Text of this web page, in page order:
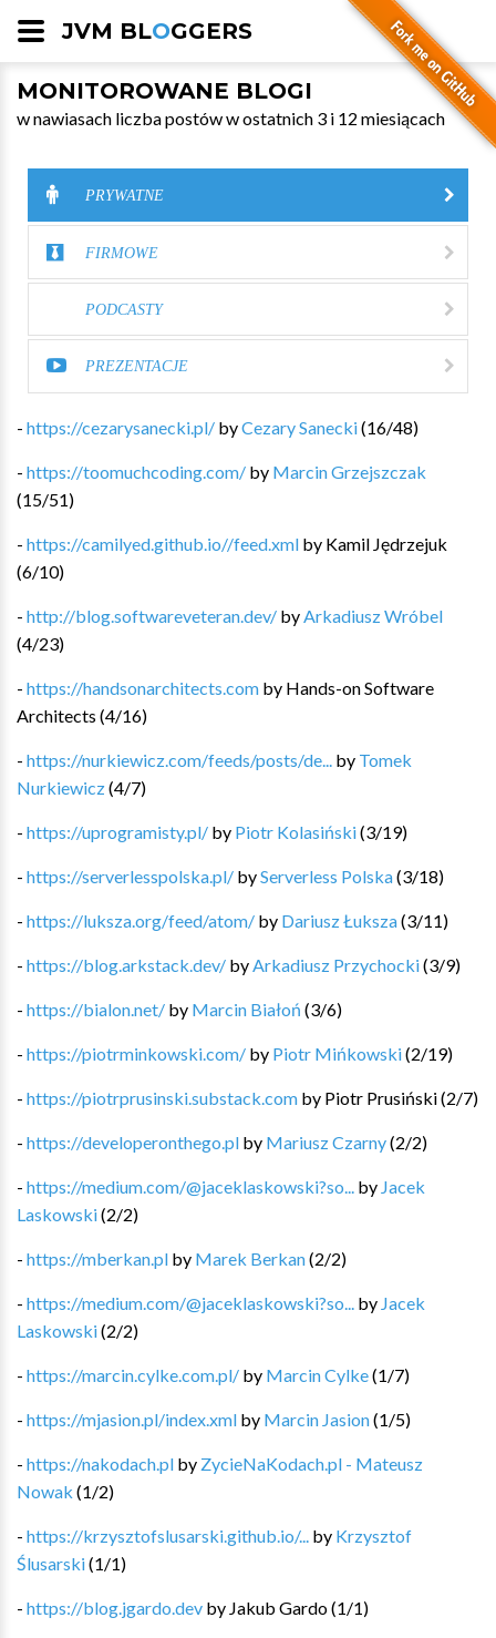
JVM BLOGGERS
MONITOROWANE BLOGI
w nawiasach liczba postów w ostatnich 3 i 12 miesiącach
PRYWATNE
FIRMOWE
PODCASTY
PREZENTACJE
- https://cezarysanecki.pl/ byCezary Sanecki(16/48)
- https://toomuchcoding.com/ by Marcin Grzejszczak
(15/51)
- https://camilyed.github.io//feed.xml by Kamil Jędrzejuk
(6/10)
- http://blog.softwareveteran.dev/ by Arkadiusz Wróbel
(4/23)
- https://handsonarchitects.com by Hands-on Software
Architects (4/16)
- https://nurkiewicz.com/feeds/posts/de... by Tomek
Nurkiewicz(4/7)
- https://uprogramisty.pl/ by Piotr Kolasiński(3/19)
- https://serverlesspolska.pl/ byServerless Polska(3/18)
- https://luksza.org/feed/atom/ by Dariusz Łuksza(3/11)
- https://blog.arkstack.dev/ by Arkadiusz Przychocki(3/9)
- https://bialon.net/ by Marcin Białoń (3/6)
- https://piotrminkowski.com/ by Piotr Mińkowski(2/19)
- https://piotrprusinski.substack.com by Piotr Prusiński(2/7)
- https://developeronthego.pl by Mariusz Czarny(2/2)
- https://medium.com/@jaceklaskowski?so... by Jacek
Laskowski(2/2)
- https://mberkan.pl by Marek Berkan(2/2)
- https://medium.com/@jaceklaskowski?so... by Jacek
Laskowski(2/2)
- https://marcin.cylke.com.pl/ by Marcin Cylke(1/7)
- https://mjasion.pl/index.xml by Marcin Jasion(1/5)
- https://nakodach.pl by ZycieNaKodach.pl - Mateusz
Nowak (1/2)
- https://krzysztofslusarski.github.io/... by Krzysztof
Ślusarski(1/1)
- https://blog.jgardo.dev by Jakub Gardo(1/1)